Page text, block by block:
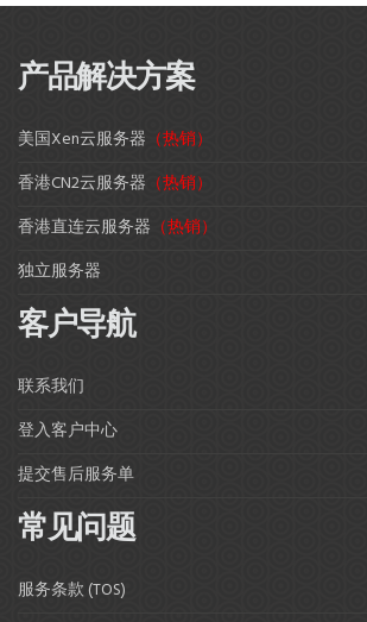
产品解决方案
美国Xen云服务器 （热销）
香港CN2云服务器 （热销）
香港直连云服务器 （热销）
独立服务器
客户导航
联系我们
登入客户中心
提交售后服务单
常见问题
服务条款 (TOS)